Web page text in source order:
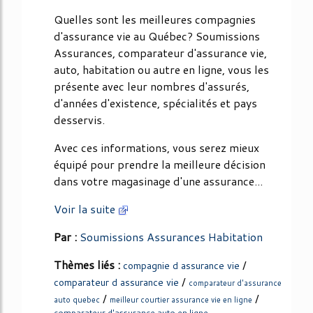
Quelles sont les meilleures compagnies
d'assurance vie au Québec? Soumissions
Assurances, comparateur d'assurance vie,
auto, habitation ou autre en ligne, vous les
présente avec leur nombres d'assurés,
d'années d'existence, spécialités et pays
desservis.
Avec ces informations, vous serez mieux
équipé pour prendre la meilleure décision
dans votre magasinage d'une assurance...
Voir la suite
Par : Soumissions Assurances Habitation
Thèmes liés : compagnie d assurance vie /
comparateur d assurance vie / comparateur d'assurance
auto quebec / meilleur courtier assurance vie en ligne /